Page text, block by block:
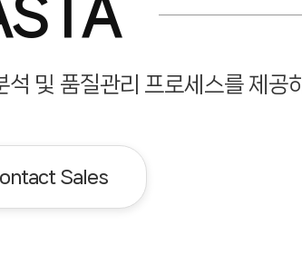
및 품질관리 프로세스를 제공
Sales